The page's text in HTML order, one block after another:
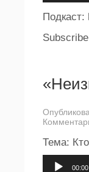
Подкаст:
Тема:
00:00